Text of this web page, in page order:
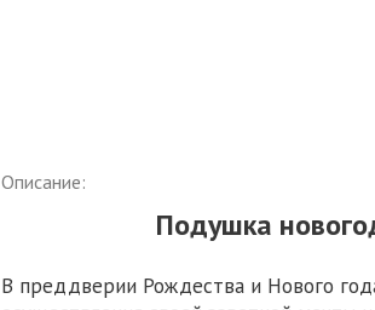
Описание:
Подушка
В преддверии Рождества и Нового